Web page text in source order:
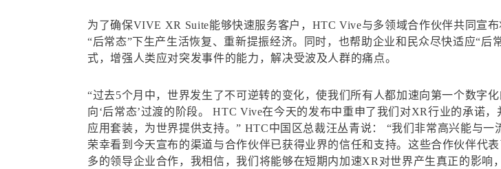
为了确保VIVE XR Suite能够快速服务客户，HTC Vive与多领域合作伙伴共同宣
“后常态”下生产生活恢复、重新提振经济。同时，也帮助企业和民众尽快适应“
式，增强人类应对突发事件的能力，解决受波及人群的痛点。
“过去5个月中，世界发生了不可逆转的变化，使我们所有人都加速向第一个数字
向‘后常态’过渡的阶段。 HTC Vive在今天的发布中重申了我们对XR行业的承诺
应用套装，为世界提供支持。” HTC中国区总裁汪丛青说： “我们非常高兴能与
荣幸看到今天宣布的渠道与合作伙伴已获得业界的信任和支持。这些合作伙伴代
多的领导企业合作，我相信，我们将能够在短期内加速XR对世界产生真正的影